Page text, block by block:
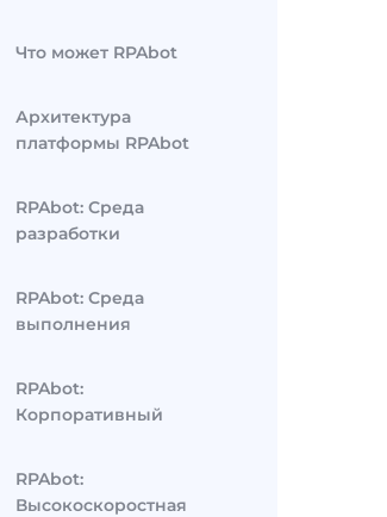
Что может RPAbot
Архитектура
платформы RPAbot
RPAbot: Среда
разработки
RPAbot: Среда
выполнения
RPAbot:
Корпоративный
RPAbot:
Высокоскоростная